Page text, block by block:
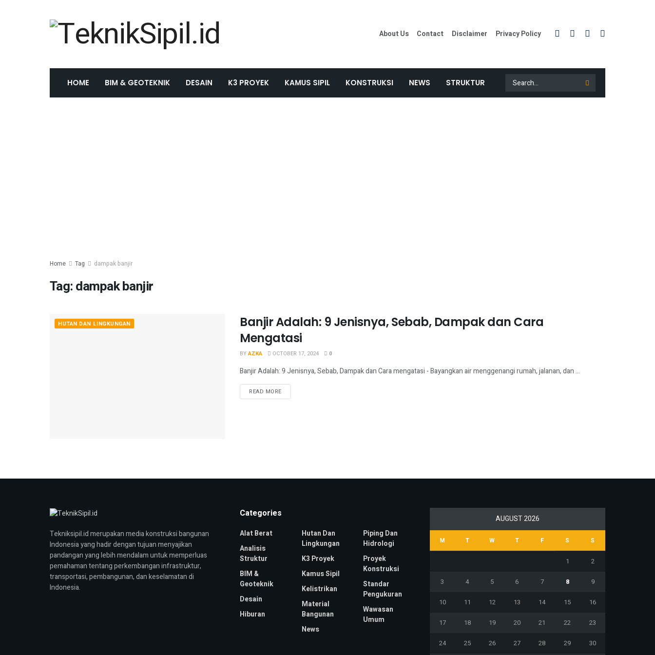
About Us Contact Disclaimer Privacy Policy
HOME BIM & GEOTEKNIK DESAIN K3 PROYEK KAMUS SIPIL KONSTRUKSI NEWS STRUKTUR
Home Tag dampak banjir
Tag:dampak banjir
HUTAN DAN LINGKUNGAN
Banjir Adalah: 9 Jenisnya, Sebab, Dampak dan Cara
Mengatasi
BYAZKA OCTOBER 17, 2024 0
Banjir Adalah: 9 Jenisnya, Sebab, Dampak dan Cara mengatasi - Bayangkan air menggenangi rumah, jalanan, dan ...
READ MORE
Tekniksipil.id merupakan media konstruksi bangunan
Indonesia yang hadir dengan tujuan menyajikan
pandangan yang lebih mendalam untuk memperluas
pemahaman tentang perkembangan infrastruktur,
transportasi, pembangunan, dan keselamatan di
Indonesia.
Categories
Alat Berat
Analisis
Struktur
BIM &
Geoteknik
Desain
Hiburan
Hutan Dan
Lingkungan
K3 Proyek
Kamus Sipil
Kelistrikan
Material
Bangunan
News
Piping Dan
Hidrologi
Proyek
Konstruksi
Standar
Pengukuran
Wawasan
Umum
AUGUST 2026
M T W T F S S
1 2
3 4 5 6 7 8 9
10 11 12 13 14 15 16
17 18 19 20 21 22 23
24 25 26 27 28 29 30